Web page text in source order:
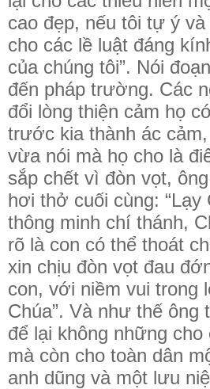
cao đẹp, nếu tôi tự ý
cho các lề luật đáng
của chúng tôi”. Nói
đến pháp trường. Các
đổi lòng thiện cảm họ
trước kia thành ác
vừa nói mà họ cho là
sắp chết vì đòn vọt,
hơi thở cuối cùng: “Lạy
thông minh chí thánh,
rõ là con có thể thoát
xin chịu đòn vọt đau
con, với niềm vui trong
Chúa”. Và như thế ông
để lại không những cho
mà còn cho toàn dân
anh dũng và một lưu